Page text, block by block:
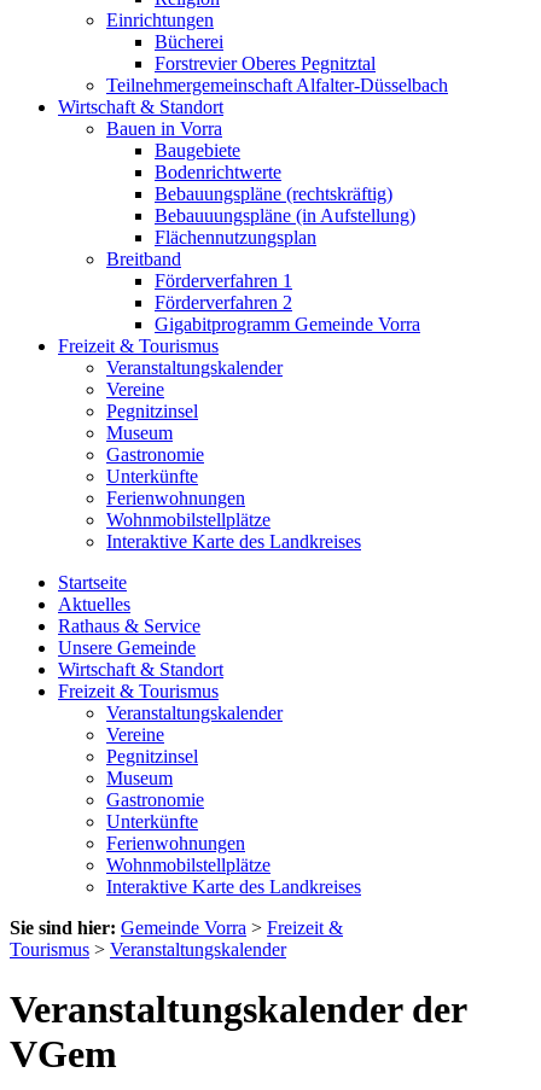
Einrichtungen
Bücherei
Forstrevier Oberes Pegnitztal
Teilnehmergemeinschaft Alfalter-Düsselbach
Wirtschaft & Standort
Bauen in Vorra
Baugebiete
Bodenrichtwerte
Bebauungspläne (rechtskräftig)
Bebauuungspläne (in Aufstellung)
Flächennutzungsplan
Breitband
Förderverfahren 1
Förderverfahren 2
Gigabitprogramm Gemeinde Vorra
Freizeit & Tourismus
Veranstaltungskalender
Vereine
Pegnitzinsel
Museum
Gastronomie
Unterkünfte
Ferienwohnungen
Wohnmobilstellplätze
Interaktive Karte des Landkreises
Startseite
Aktuelles
Rathaus & Service
Unsere Gemeinde
Wirtschaft & Standort
Freizeit & Tourismus
Veranstaltungskalender
Vereine
Pegnitzinsel
Museum
Gastronomie
Unterkünfte
Ferienwohnungen
Wohnmobilstellplätze
Interaktive Karte des Landkreises
Sie sind hier: Gemeinde Vorra > Freizeit &
Tourismus > Veranstaltungskalender
Veranstaltungskalender der
VGem